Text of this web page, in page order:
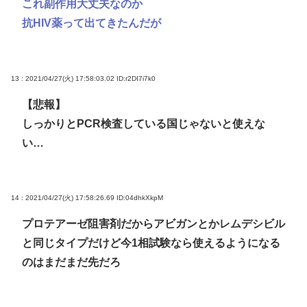
これ副作用大丈夫なのか
抗HIV薬って出てきたんだが
13 : 2021/04/27(火) 17:58:03.02 ID:r2DI7i7k0
【悲報】
しっかりとPCR検査している国じゃないと使えな
い…
14 : 2021/04/27(火) 17:58:26.69 ID:04dhkXkpM
プロテアーゼ阻害剤だからアビガンとかレムデシビル
と同じタイプだけど今1相試験なら使えるようになる
のはまだまだ先だろ